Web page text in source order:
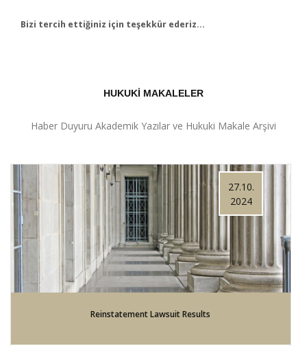
Bizi tercih ettiğiniz için teşekkür ederiz…
HUKUKİ MAKALELER
Haber Duyuru Akademik Yazılar ve Hukuki Makale Arşivi
27.10.
2024
Reinstatement Lawsuit Results